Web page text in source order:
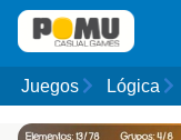
Juegos Lógica